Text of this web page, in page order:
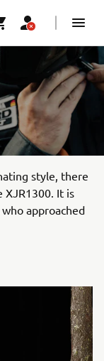
style, there
It is
approached